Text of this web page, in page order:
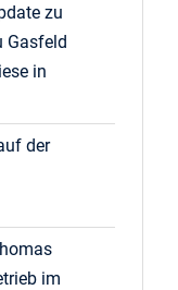
zu
Gasfeld
in
der
im